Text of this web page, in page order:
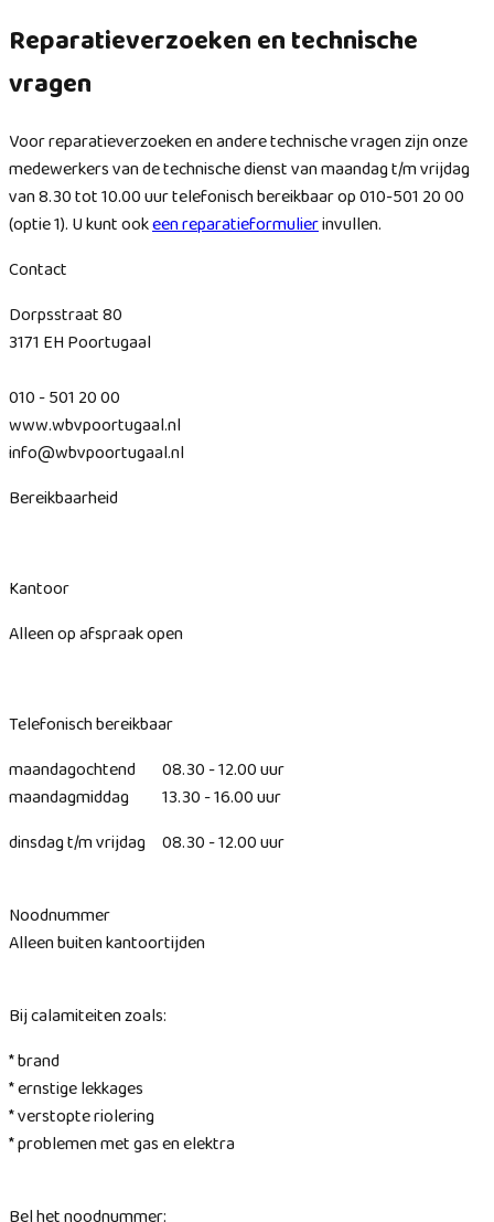
Reparatieverzoeken en technische
vragen
Voor reparatieverzoeken en andere technische vragen zijn onze
medewerkers van de technische dienst van maandag t/m vrijdag
van 8.30 tot 10.00 uur telefonisch bereikbaar op 010-501 20 00
(optie 1). U kunt ookeen reparatieformulierinvullen.
Contact
Dorpsstraat 80
3171 EH Poortugaal
010 - 501 20 00
www.wbvpoortugaal.nl
info@wbvpoortugaal.nl
Bereikbaarheid
Kantoor
Alleen op afspraak open
Telefonisch bereikbaar
maandagochtend 08.30 - 12.00 uur
maandagmiddag 13.30 - 16.00 uur
dinsdag t/m vrijdag 08.30 - 12.00 uur
Noodnummer
Alleen buiten kantoortijden
Bij calamiteiten zoals:
* brand
* ernstige lekkages
* verstopte riolering
* problemen met gas en elektra